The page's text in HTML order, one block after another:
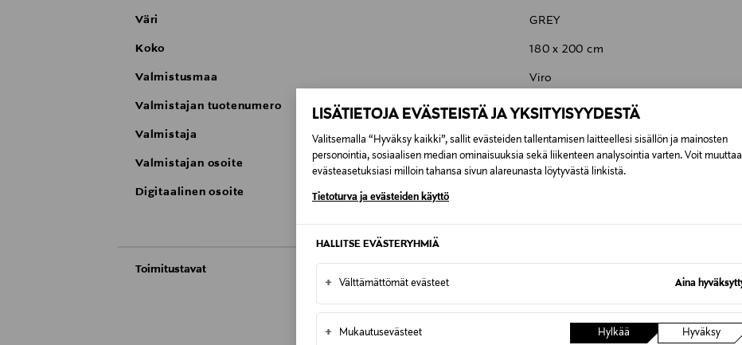
LISÄTIETOJA EVÄSTEISTÄ JA YKSITYISYYDESTÄ
Valitsemalla “Hyväksy kaikki”, sallit evästeiden tallentamisen laitteellesi sisällön ja mainosten
personointia, sosiaalisen median ominaisuuksia sekä liikenteen analysointia varten. Voit muuttaa
evästeasetuksiasi milloin tahansa sivun alareunasta löytyvästä linkistä.
Tietoturva ja evästeiden käyttö
HALLITSE EVÄSTERYHMIÄ
+ Välttämättömät evästeet Aina
+ Mukautusevästeet Hylkää Hyväksy
Väri GREY
Koko 180 x 200 cm
Valmistusmaa Viro
Valmistajan tuotenumero VP0360001337_002
Valmistaja Tempur
Valmistajan osoite Asematie 4 – 10, 01300 Vantaa,
Digitaalinen osoite
Toimitustavat